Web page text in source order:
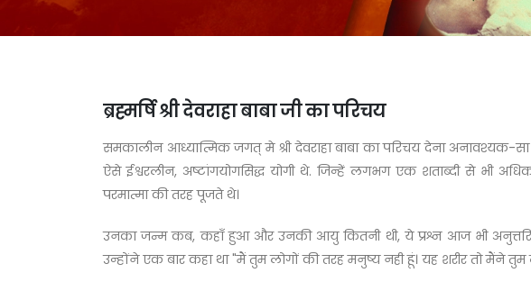
ब्रह्मर्षि श्री देवराहा बाबा जी का परिचय
समकालीन आध्यात्मिक जगत् मे श्री देवराहा बाबा का परिचय देना अनावश्यक-
ऐसे ईश्वरलीन, अष्टांगयोगसिद्ध योगी थे. जिन्हें लगभग एक शताब्दी से भी
परमात्मा की तरह पूजते थे।
उनका जन्म कब, कहाँ हुआ और उनकी आयु कितनी थी, ये प्रश्न आज भी अनुत्तरित
उन्होंने एक बार कहा था "मैं तुम लोगों की तरह मनुष्य नही हूं। यह शरीर तो मैंने